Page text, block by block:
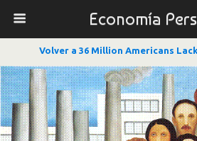
Economía
Volver a 36 Million Americans